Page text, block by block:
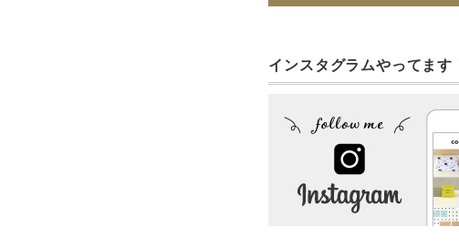
インスタグラムやってます